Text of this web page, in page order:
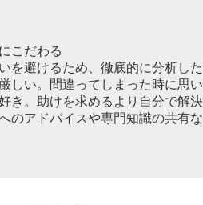
こだわる
を避けるため、徹底的に分析し
しい。間違ってしまった時に思
き。助けを求めるより自分で解決
のアドバイスや専門知識の共有